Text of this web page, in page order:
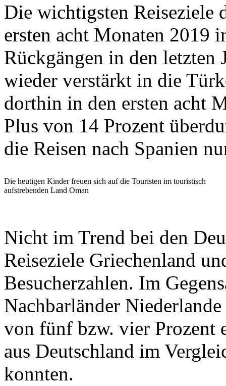
Die wichtigsten Reiseziele
ersten acht Monaten 2019
Rückgängen in den letzten
wieder verstärkt in die
dorthin in den ersten acht
Plus von 14 Prozent
die Reisen nach Spanien
Die heutigen Kinder freuen sich auf die Touristen im touristisch
aufstrebenden Land Oman
Nicht im Trend bei den
Reiseziele Griechenland
Besucherzahlen. Im
Nachbarländer
von fünf bzw. vier Prozent
aus Deutschland im
konnten.